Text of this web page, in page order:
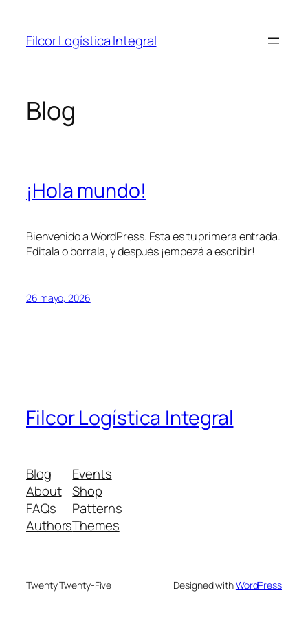
contenido
Filcor Logística Integral
Blog
¡Hola mundo!
Bienvenido a WordPress. Esta es tu primera entrada.
Editala o borrala, y después ¡empezá a escribir!
26 mayo, 2026
Filcor Logística Integral
Blog
About
FAQs
Authors
Events
Shop
Patterns
Themes
Twenty Twenty-Five Designed withWordPress